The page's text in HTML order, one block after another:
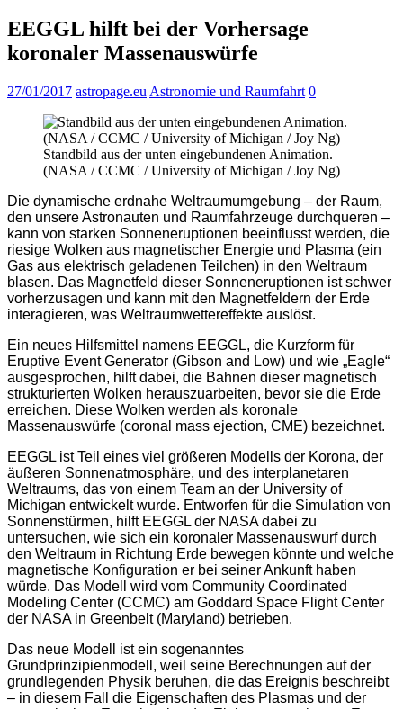
EEGGL hilft bei der Vorhersage
koronaler Massenauswürfe
27/01/2017 astropage.eu Astronomie und Raumfahrt 0
Standbild aus der unten eingebundenen Animation.
(NASA / CCMC / University of Michigan / Joy Ng)
Die dynamische erdnahe Weltraumumgebung – der Raum,
den unsere Astronauten und Raumfahrzeuge durchqueren –
kann von starken Sonneneruptionen beeinflusst werden, die
riesige Wolken aus magnetischer Energie und Plasma (ein
Gas aus elektrisch geladenen Teilchen) in den Weltraum
blasen. Das Magnetfeld dieser Sonneneruptionen ist schwer
vorherzusagen und kann mit den Magnetfeldern der Erde
interagieren, was Weltraumwettereffekte auslöst.
Ein neues Hilfsmittel namens EEGGL, die Kurzform für
Eruptive Event Generator (Gibson and Low) und wie „Eagle“
ausgesprochen, hilft dabei, die Bahnen dieser magnetisch
strukturierten Wolken herauszuarbeiten, bevor sie die Erde
erreichen. Diese Wolken werden als koronale
Massenauswürfe (coronal mass ejection, CME) bezeichnet.
EEGGL ist Teil eines viel größeren Modells der Korona, der
äußeren Sonnenatmosphäre, und des interplanetaren
Weltraums, das von einem Team an der University of
Michigan entwickelt wurde. Entworfen für die Simulation von
Sonnenstürmen, hilft EEGGL der NASA dabei zu
untersuchen, wie sich ein koronaler Massenauswurf durch
den Weltraum in Richtung Erde bewegen könnte und welche
magnetische Konfiguration er bei seiner Ankunft haben
würde. Das Modell wird vom Community Coordinated
Modeling Center (CCMC) am Goddard Space Flight Center
der NASA in Greenbelt (Maryland) betrieben.
Das neue Modell ist ein sogenanntes
Grundprinzipienmodell, weil seine Berechnungen auf der
grundlegenden Physik beruhen, die das Ereignis beschreibt
– in diesem Fall die Eigenschaften des Plasmas und der